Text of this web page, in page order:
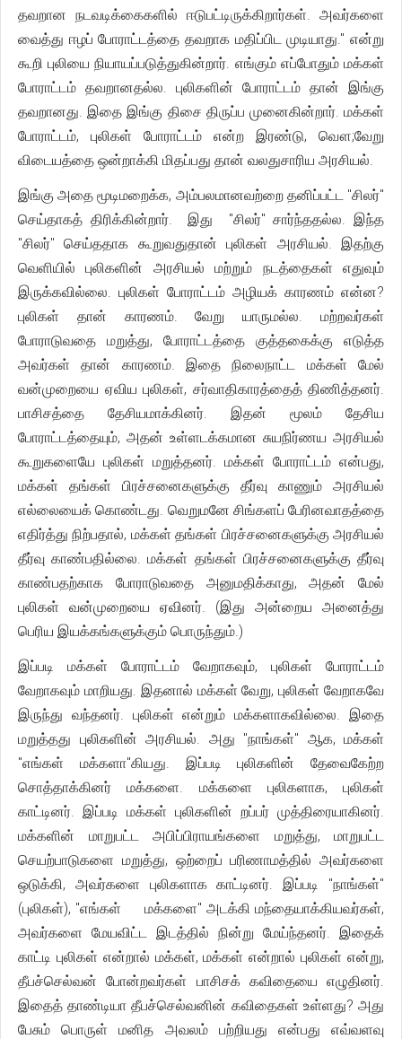
தவறான நடவடிக்கைகளில் ஈடுபட்டிருக்கிறார்கள். அவர்களை
வைத்து ஈழப் போராட்டத்தை தவறாக மதிப்பிட முடியாது." என்று
கூறி புலியை நியாயப்படுத்துகின்றார். எங்கும் எப்போதும் மக்கள்
போராட்டம் தவறானதல்ல. புலிகளின் போராட்டம் தான் இங்கு
தவறானது. இதை இங்கு திசை திருப்ப முனைகின்றார். மக்கள்
போராட்டம், புலிகள் போராட்டம் என்ற இரண்டு, வௌ;வேறு
விடையத்தை ஒன்றாக்கி மிதப்பது தான் வலதுசாரிய அரசியல்.
இங்கு அதை மூடிமறைக்க, அம்பலமானவற்றை தனிப்பட்ட "சிலர்"
செய்தாகத் திரிக்கின்றார். இது "சிலர்" சார்ந்ததல்ல. இந்த
"சிலர்" செய்ததாக கூறுவதுதான் புலிகள் அரசியல். இதற்கு
வெளியில் புலிகளின் அரசியல் மற்றும் நடத்தைகள் எதுவும்
இருக்கவில்லை. புலிகள் போராட்டம் அழியக் காரணம் என்ன?
புலிகள் தான் காரணம். வேறு யாருமல்ல. மற்றவர்கள்
போராடுவதை மறுத்து, போராட்டத்தை குத்தகைக்கு எடுத்த
அவர்கள் தான் காரணம். இதை நிலைநாட்ட மக்கள் மேல்
வன்முறையை ஏவிய புலிகள், சர்வாதிகாரத்தைத் திணித்தனர்.
பாசிசத்தை தேசியமாக்கினர். இதன் மூலம் தேசிய
போராட்டத்தையும், அதன் உள்ளடக்கமான சுயநிர்ணய அரசியல்
கூறுகளையே புலிகள் மறுத்தனர். மக்கள் போராட்டம் என்பது,
மக்கள் தங்கள் பிரச்சனைகளுக்கு தீர்வு காணும் அரசியல்
எல்லையைக் கொண்டது. வெறுமனே சிங்களப் பேரினவாதத்தை
எதிர்த்து நிற்பதால், மக்கள் தங்கள் பிரச்சனைகளுக்கு அரசியல்
தீர்வு காண்பதில்லை. மக்கள் தங்கள் பிரச்சனைகளுக்கு தீர்வு
காண்பதற்காக போராடுவதை அனுமதிக்காது, அதன் மேல்
புலிகள் வன்முறையை ஏவினர். (இது அன்றைய அனைத்து
பெரிய இயக்கங்களுக்கும் பொருந்தும்.)
இப்படி மக்கள் போராட்டம் வேறாகவும், புலிகள் போராட்டம்
வேறாகவும் மாறியது. இதனால் மக்கள் வேறு, புலிகள் வேறாகவே
இருந்து வந்தனர். புலிகள் என்றும் மக்களாகவில்லை. இதை
மறுத்தது புலிகளின் அரசியல். அது "நாங்கள்" ஆக, மக்கள்
"எங்கள் மக்களா"கியது. இப்படி புலிகளின் தேவைகேற்ற
சொத்தாக்கினர் மக்களை. மக்களை புலிகளாக, புலிகள்
காட்டினர். இப்படி மக்கள் புலிகளின் றப்பர் முத்திரையாகினர்.
மக்களின் மாறுபட்ட அபிப்பிராயங்களை மறுத்து, மாறுபட்ட
செயற்பாடுகளை மறுத்து, ஒற்றைப் பரிணாமத்தில் அவர்களை
ஒடுக்கி, அவர்களை புலிகளாக காட்டினர். இப்படி "நாங்கள்"
(புலிகள்), "எங்கள் மக்களை" அடக்கி மந்தையாக்கியவர்கள்,
அவர்களை மேயவிட்ட இடத்தில் நின்று மேய்ந்தனர். இதைக்
காட்டி புலிகள் என்றால் மக்கள், மக்கள் என்றால் புலிகள் என்று,
தீபச்செல்வன் போன்றவர்கள் பாசிசக் கவிதையை எழுதினர்.
இதைத் தாண்டியா தீபச்செல்வனின் கவிதைகள் உள்ளது? அது
பேசும் பொருள் மனித அவலம் பற்றியது என்பது எவ்வளவு